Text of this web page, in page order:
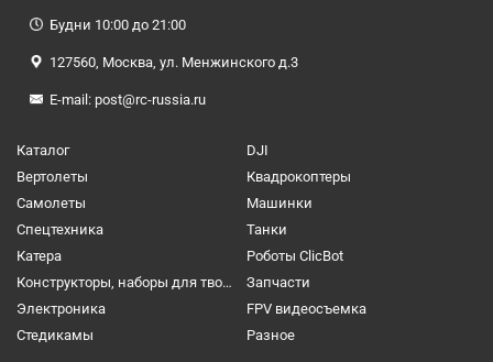
Будни 10:00 до 21:00
127560, Москва, ул. Менжинского д.3
E-mail: post@rc-russia.ru
Каталог
DJI
Вертолеты
Квадрокоптеры
Самолеты
Машинки
Спецтехника
Танки
Катера
Роботы ClicBot
Конструкторы, наборы для творчества и настольные игры
Запчасти
Электроника
FPV видеосъемка
Cтедикамы
Разное